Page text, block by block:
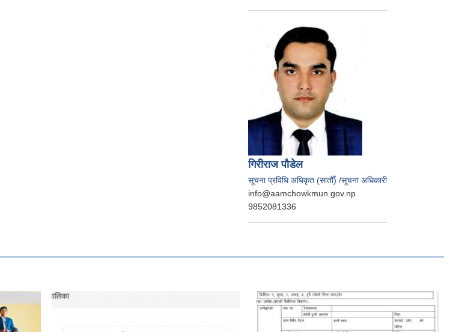
गिरीराज पौडेल
सूचना प्रविधि अधिकृत (सातौँ) /सूचना अधिकारी
info@aamchowkmun.gov.np
9852081336